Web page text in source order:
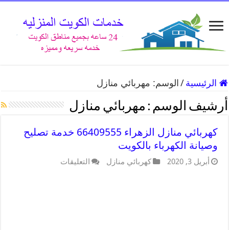
الرئيسية / الوسم: مهربائي منازل
أرشيف الوسم : مهربائي منازل
كهربائي منازل الزهراء 66409555 خدمة تصليح
وصيانة الكهرباء بالكويت
أبريل 3, 2020 كهربائي منازل التعليقات